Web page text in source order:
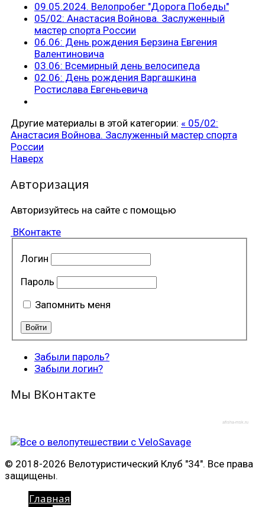
09.05.2024. Велопробег "Дорога Победы"
05/02: Анастасия Войнова. Заслуженный
мастер спорта России
06.06: День рождения Берзина Евгения
Валентиновича
03.06: Всемирный день велосипеда
02.06: День рождения Варгашкина
Ростислава Евгеньевича
Другие материалы в этой категории: « 05/02:
Анастасия Войнова. Заслуженный мастер спорта
России
Наверх
Авторизация
Авторизуйтесь на сайте с помощью
ВКонтакте
Логин
Пароль
Запомнить меня
Забыли пароль?
Забыли логин?
Мы ВКонтакте
afisha-msk.ru
© 2018-2026 Велотуристический Клуб "34". Все права
защищены.
Главная